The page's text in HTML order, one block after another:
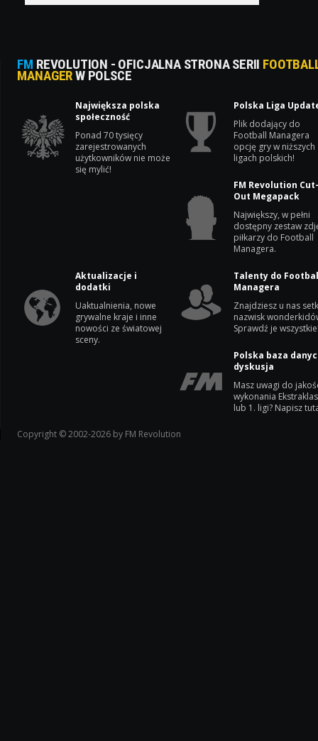
FM REVOLUTION - OFICJALNA STRONA SERII
MANAGERW POLSCE
Największa polska
społeczność
Ponad 70 tysięcy
zarejestrowanych
użytkowników nie może
się mylić!
Polska Liga
Plik dodający do
Football Managera
opcję gry w niższych
ligach polskich!
FM Revolution
Out Megapack
Największy, w pełni
dostępny zestaw
piłkarzy do Football
Managera.
Aktualizacje i
dodatki
Uaktualnienia, nowe
grywalne kraje i inne
nowości ze światowej
sceny.
Talenty do
Managera
Znajdziesz u nas
nazwisk
Sprawdź je
Polska baza
dyskusja
Masz uwagi do
wykonania
lub 1. ligi? Napisz
Copyright © 2002-2026 by FM Revolution